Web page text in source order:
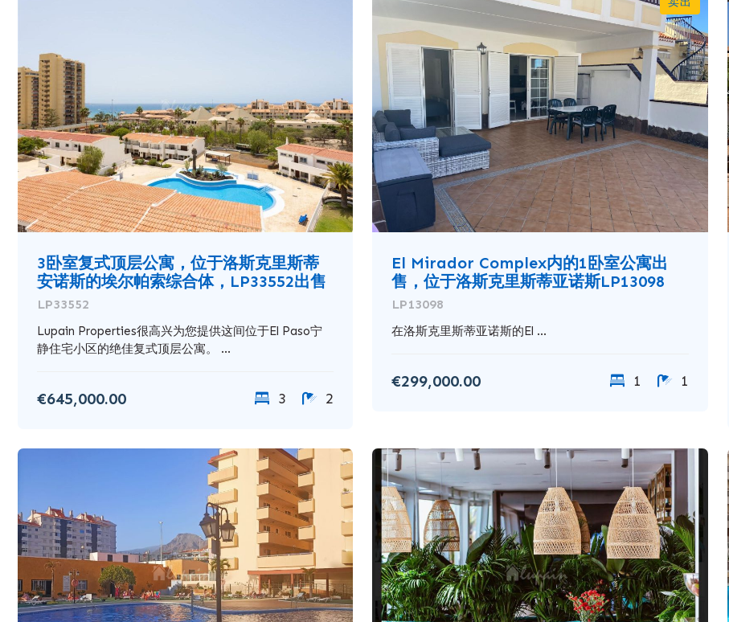
3卧室复式顶层公寓，位于洛斯克里斯蒂
安诺斯的埃尔帕索综合体，LP33552出售
LP33552
Lupain Properties很高兴为您提供这间位于El Paso宁
静住宅小区的绝佳复式顶层公寓。 ...
€645,000.00 3 2
El Mirador Complex内的1卧室公寓出
售，位于洛斯克里斯蒂亚诺斯LP13098
LP13098
在洛斯克里斯蒂亚诺斯的El ...
€299,000.00 1 1